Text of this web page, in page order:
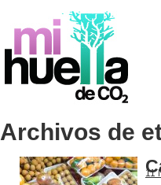
Archivos de
11